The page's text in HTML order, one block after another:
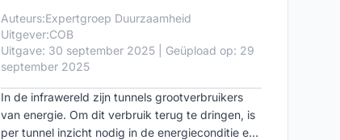
Auteurs:Expertgroep Duurzaamheid
Uitgever:COB
Uitgave: 30 september 2025 | Geüpload op: 29
september 2025
In de infrawereld zijn tunnels grootverbruikers
van energie. Om dit verbruik terug te dringen, is
per tunnel inzicht nodig in de energieconditie en